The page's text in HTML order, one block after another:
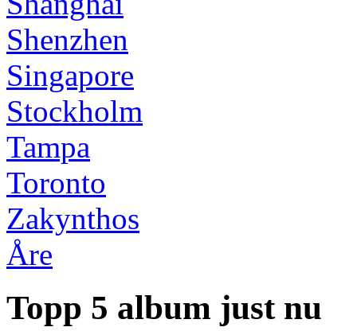
Shenzhen
Singapore
Stockholm
Tampa
Toronto
Zakynthos
Åre
Topp 5 album just nu